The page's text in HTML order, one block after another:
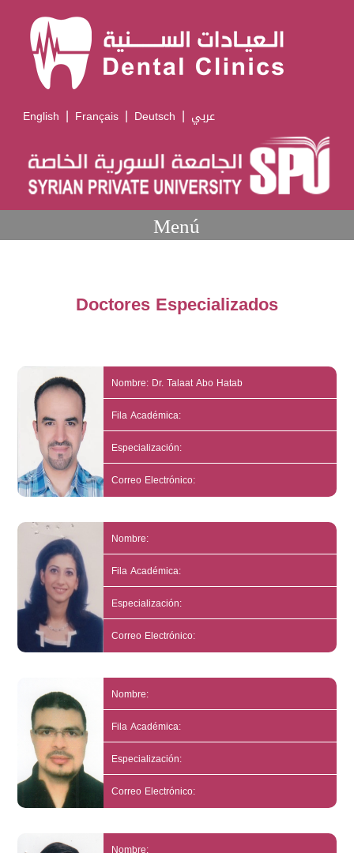
English | Français | Deutsch | عربي
Menú
Doctores Especializados
Nombre: Dr. Talaat Abo Hatab
Fila Académica:
Especialización:
Correo Electrónico:
Nombre:
Fila Académica:
Especialización:
Correo Electrónico:
Nombre:
Fila Académica:
Especialización:
Correo Electrónico:
Nombre: